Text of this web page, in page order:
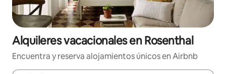
Alquileres vacacionales en Rosenthal
Encuentra y reserva alojamientos únicos en Airbnb